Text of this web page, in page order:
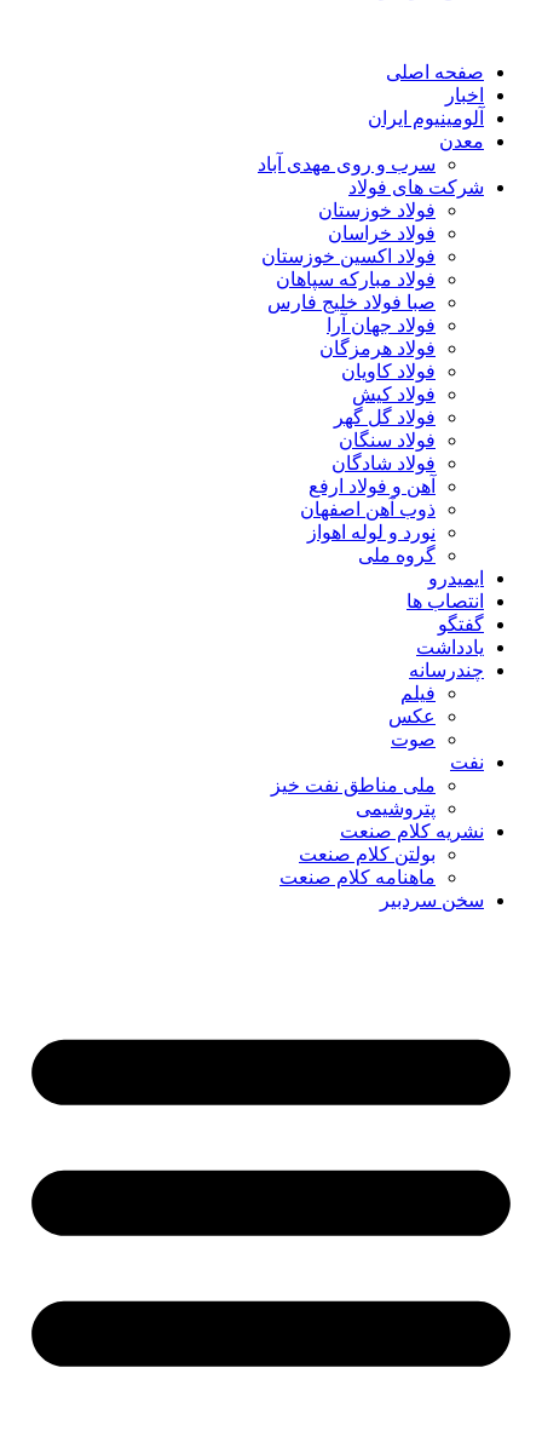
صفحه اصلی
اخبار
آلومینیوم ایران
معدن
سرب و روی مهدی آباد
شرکت های فولاد
فولاد خوزستان
فولاد خراسان
فولاد اکسین خوزستان
فولاد مبارکه سپاهان
صبا فولاد خلیج فارس
فولاد جهان آرا
فولاد هرمزگان
فولاد کاویان
فولاد کیش
فولاد گل گهر
فولاد سنگان
فولاد شادگان
آهن و فولاد ارفع
ذوب آهن اصفهان
نورد و لوله اهواز
گروه ملی
ایمیدرو
انتصاب ها
گفتگو
یادداشت
چندرسانه
فیلم
عکس
صوت
نفت
ملی مناطق نفت خیز
پتروشیمی
نشریه کلام صنعت
بولتن کلام صنعت
ماهنامه کلام صنعت
سخن سردبیر